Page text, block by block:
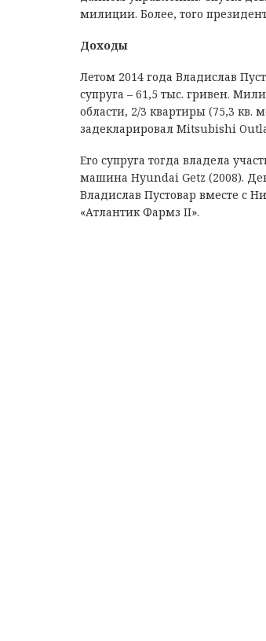
милиции. Более, того
Доходы
Летом 2014 года Владислав
супруга – 61,5 тыс. гривен.
области, 2/3 квартиры (75,3 кв.
задекларировал Mitsubishi
Его супруга тогда владела
машина Hyundai Getz (2008).
Владислав Пустовар вместе с
«Атлантик Фармз II».